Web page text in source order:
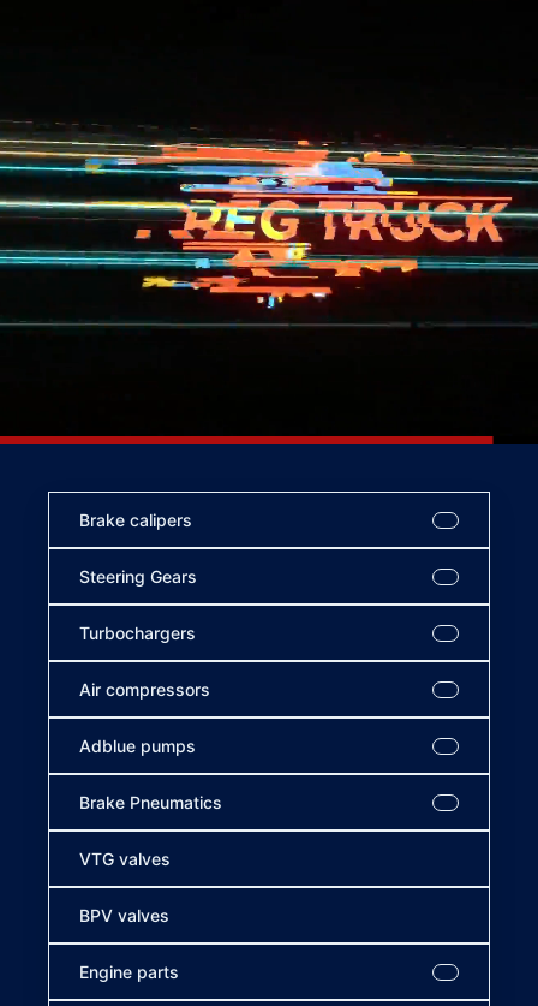
Brake calipers
Steering Gears
Turbochargers
Air compressors
Adblue pumps
Brake Pneumatics
VTG valves
BPV valves
Engine parts